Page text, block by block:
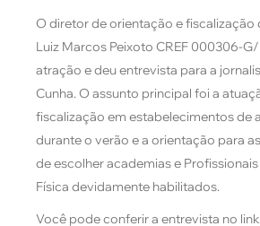
O diretor de orientação e fiscalização
Luiz Marcos Peixoto CREF 000306-
atração e deu entrevista para a
Cunha. O assunto principal foi a
fiscalização em estabelecimentos de
durante o verão e a orientação para
de escolher academias e
Física devidamente habilitados.
Você pode conferir a entrevista no